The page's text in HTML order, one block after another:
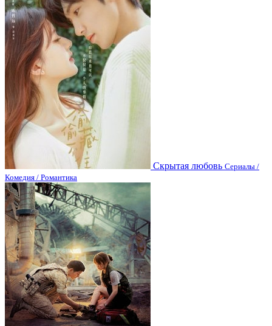
Скрытая любовь Сериалы /
Комедия / Романтика